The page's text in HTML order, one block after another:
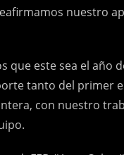
nuestro
que este sea el
tanto del primer
con nuestro